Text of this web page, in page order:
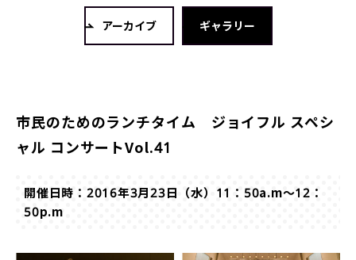
アーカイブ ギャラリー
市民のためのランチタイム ジョイフル スペシ
ャル コンサートVol.41
開催日時：2016年3月23日（水）11：50a.m～12：
50p.m